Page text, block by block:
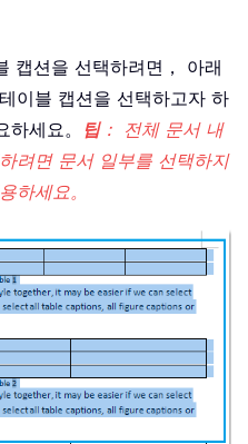
캡션을 선택하려면， 아래
이블 캡션을 선택하고자 하
세요。
팁： 전체 문서 내
려면 문서 일부를 선택하지
하세요。